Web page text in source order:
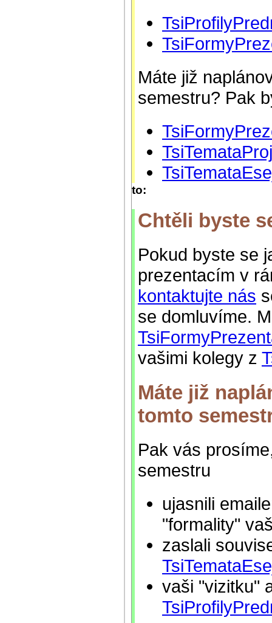
Máte již
semestru? Pak
to:
Chtěli byste
Pokud byste se
prezentacím v
kontaktujte nás
se domluvíme.
vašimi kolegy z
Máte již
tomto
Pak vás
semestru
ujasnili
"formality"
zaslali
vaši "vizitku"